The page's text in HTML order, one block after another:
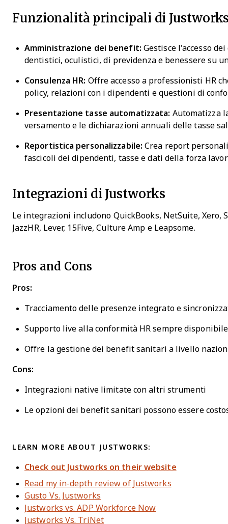
Funzionalità principali di
Amministrazione dei benefit: Gestisce l'accesso
dentistici, oculistici, di previdenza e benessere su
Consulenza HR: Offre accesso a professionisti HR
policy, relazioni con i dipendenti e questioni di
Presentazione tasse automatizzata: Automatizza
versamento e le dichiarazioni annuali delle tasse
Reportistica personalizzabile: Crea report
fascicoli dei dipendenti, tasse e dati della forza
Integrazioni di Justworks
Le integrazioni includono QuickBooks, NetSuite, Xero,
JazzHR, Lever, 15Five, Culture Amp e Leapsome.
Pros and Cons
Pros:
Tracciamento delle presenze integrato e
Supporto live alla conformità HR sempre disponibile
Offre la gestione dei benefit sanitari a livello
Cons:
Integrazioni native limitate con altri strumenti
Le opzioni dei benefit sanitari possono essere
LEARN MORE ABOUT JUSTWORKS:
Check out Justworks on their website
Read my in-depth review of Justworks
Gusto Vs. Justworks
Justworks vs. ADP Workforce Now
Justworks Vs. TriNet